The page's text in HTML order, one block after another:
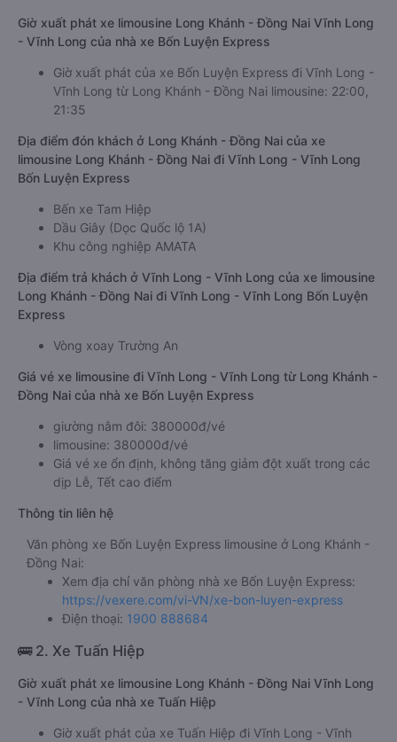
Giờ xuất phát xe limousine Long Khánh - Đồng Nai Vĩnh Long
- Vĩnh Long của nhà xe Bốn Luyện Express
Giờ xuất phát của xe Bốn Luyện Express đi Vĩnh Long -
Vĩnh Long từ Long Khánh - Đồng Nai limousine: 22:00,
21:35
Địa điểm đón khách ở Long Khánh - Đồng Nai của xe
limousine Long Khánh - Đồng Nai đi Vĩnh Long - Vĩnh Long
Bốn Luyện Express
Bến xe Tam Hiệp
Dầu Giây (Dọc Quốc lộ 1A)
Khu công nghiệp AMATA
Địa điểm trả khách ở Vĩnh Long - Vĩnh Long của xe limousine
Long Khánh - Đồng Nai đi Vĩnh Long - Vĩnh Long Bốn Luyện
Express
Vòng xoay Trường An
Giá vé xe limousine đi Vĩnh Long - Vĩnh Long từ Long Khánh -
Đồng Nai của nhà xe Bốn Luyện Express
giường nằm đôi: 380000đ/vé
limousine: 380000đ/vé
Giá vé xe ổn định, không tăng giảm đột xuất trong các
dịp Lễ, Tết cao điểm
Thông tin liên hệ
Văn phòng xe Bốn Luyện Express limousine ở Long Khánh -
Đồng Nai:
Xem địa chỉ văn phòng nhà xe Bốn Luyện Express:
https://vexere.com/vi-VN/xe-bon-luyen-express
Điện thoại: 1900 888684
🚌 2. Xe Tuấn Hiệp
Giờ xuất phát xe limousine Long Khánh - Đồng Nai Vĩnh Long
- Vĩnh Long của nhà xe Tuấn Hiệp
Giờ xuất phát của xe Tuấn Hiệp đi Vĩnh Long - Vĩnh